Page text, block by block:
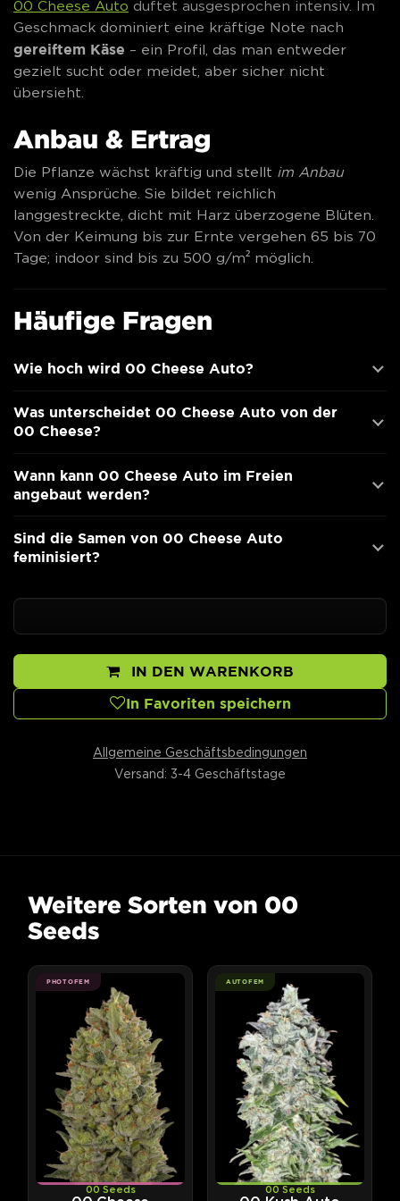
00 Cheese Auto duftet ausgesprochen intensiv. Im
Geschmack dominiert eine kräftige Note nach
gereiftem Käse – ein Profil, das man entweder
gezielt sucht oder meidet, aber sicher nicht
übersieht.
Anbau & Ertrag
Die Pflanze wächst kräftig und stellt im Anbau
wenig Ansprüche. Sie bildet reichlich
langgestreckte, dicht mit Harz überzogene Blüten.
Von der Keimung bis zur Ernte vergehen 65 bis 70
Tage; indoor sind bis zu 500 g/m² möglich.
Häufige Fragen
Wie hoch wird 00 Cheese Auto?
Was unterscheidet 00 Cheese Auto von der
00 Cheese?
Wann kann 00 Cheese Auto im Freien
angebaut werden?
Sind die Samen von 00 Cheese Auto
feminisiert?
IN DEN WARENKORB
In Favoriten speichern
Allgemeine Geschäftsbedingungen
Versand: 3-4 Geschäftstage
Weitere Sorten von 00
Seeds
PHOTOFEM
00 Seeds
AUTOFEM
00 Seeds